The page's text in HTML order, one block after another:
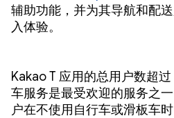
辅助功能，并为其导航和配
入体验。
Kakao T 应用的总用户数超
车服务是最受欢迎的服务之
户在不使用自行车或滑板车